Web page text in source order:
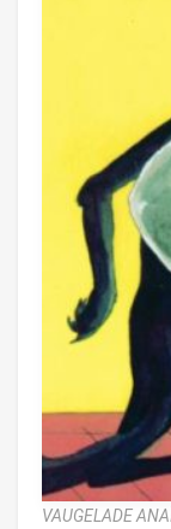
VAUGELADE